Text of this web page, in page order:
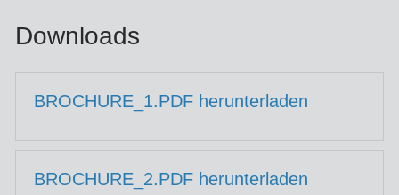
Downloads
BROCHURE_1.PDF herunterladen
BROCHURE_2.PDF herunterladen